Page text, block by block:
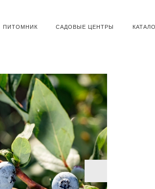
ПИТОМНИК САДОВЫЕ ЦЕНТРЫ